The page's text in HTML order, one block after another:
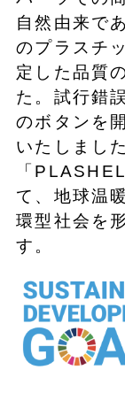
自然由来で
のプラスチ
定した品質
た。試行錯
のボタンを
いたしまし
「
て、地球温
環型社会を
す。